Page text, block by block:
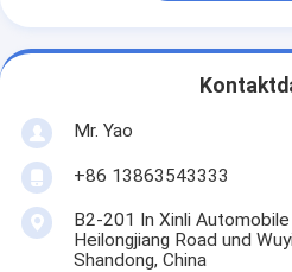
Mr. Yao
+86 13863543333
B2-201 In Xinli
Heilongjiang Road und
Shandong, China